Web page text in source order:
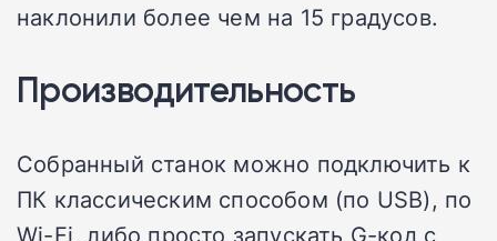
наклонили более чем на 15 градусов.
Производительность
Собранный станок можно подключить к
ПК классическим способом (по USB), по
Wi-Fi, либо просто запускать G-код с